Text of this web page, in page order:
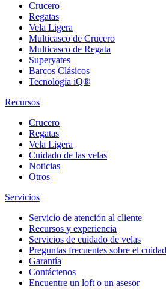
Crucero
Regatas
Vela Ligera
Multicasco de Crucero
Multicasco de Regata
Superyates
Barcos Clásicos
Tecnología iQ®
Recursos
Crucero
Regatas
Vela Ligera
Cuidado de las velas
Noticias
Otros
Servicios
Servicio de atención al cliente
Recursos y experiencia
Servicios de cuidado de velas
Preguntas frecuentes sobre el
Garantía
Contáctenos
Encuentre un loft o un asesor